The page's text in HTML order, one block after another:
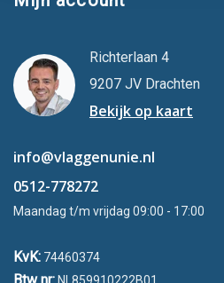
Richterlaan 4
9207 JV Drachten
Bekijk op kaart
info@vlaggenunie.nl
0512-778272
Maandag t/m vrijdag 09:00 - 17:00
KvK: 74460374